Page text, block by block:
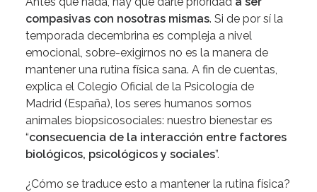
compasivas con nosotras mismas. Si de por sí la
temporada decembrina es compleja a nivel
emocional, sobre-exigirnos no es la manera de
mantener una rutina física sana. A fin de cuentas,
explica el Colegio Oficial de la Psicología de
Madrid (España), los seres humanos somos
animales biopsicosociales: nuestro bienestar es
“consecuencia de la interacción entre factores
biológicos, psicológicos y sociales”.
¿Cómo se traduce esto a mantener la rutina física?